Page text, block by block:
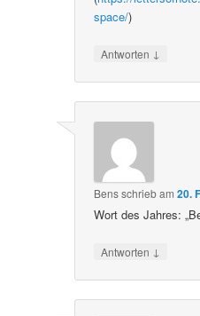
space/)
Antworten ↓
Bensschriebam20.
Wort des Jahres:
Antworten ↓